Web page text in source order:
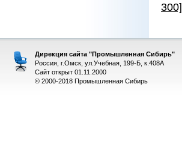
300]
Дирекция сайта "Промышленная Сибирь"
Россия, г.Омск, ул.Учебная, 199-Б, к.408А
Сайт открыт 01.11.2000
© 2000-2018 Промышленная Сибирь